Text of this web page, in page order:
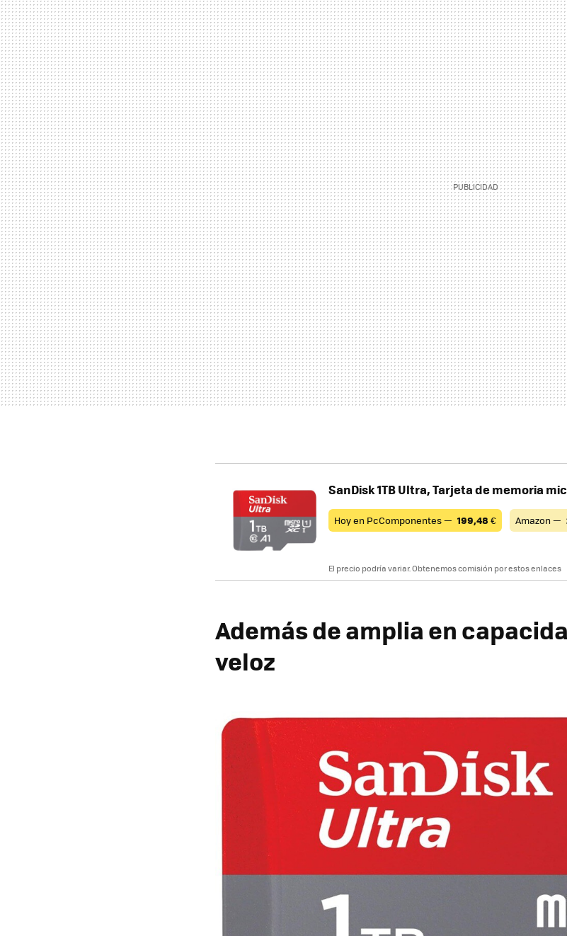
SanDisk 1TB Ultra, Tarjeta de memoria
Hoy en PcComponentes — 199,48 € Amazon —
El precio podría variar. Obtenemos comisión por estos enlaces
Además de amplia en
veloz